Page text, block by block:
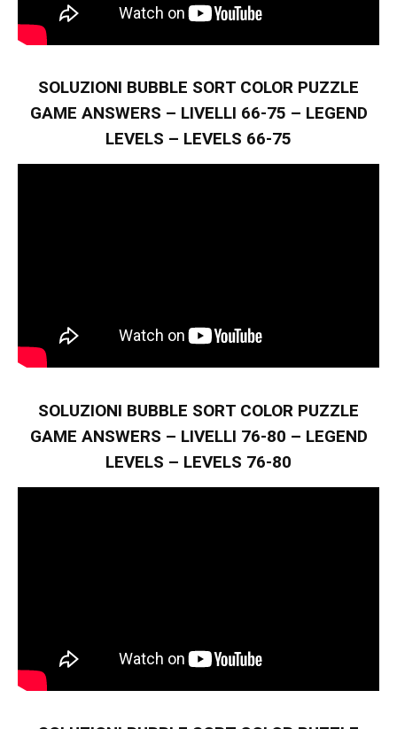
SOLUZIONI BUBBLE SORT COLOR PUZZLE
GAME ANSWERS – LIVELLI 66-75 – LEGEND
LEVELS – LEVELS 66-75
SOLUZIONI BUBBLE SORT COLOR PUZZLE
GAME ANSWERS – LIVELLI 76-80 – LEGEND
LEVELS – LEVELS 76-80